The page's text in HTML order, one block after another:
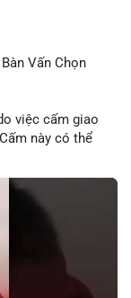
Vấn Chọn
việc cấm giao
này có thể
tập trung
hoặc điều chỉnh
đến thị trường
lai.